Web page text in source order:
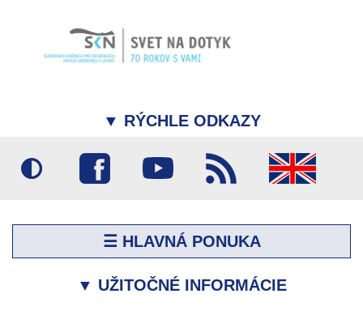
▼ RÝCHLE ODKAZY
☰ HLAVNÁ PONUKA
▼ UŽITOČNÉ INFORMÁCIE